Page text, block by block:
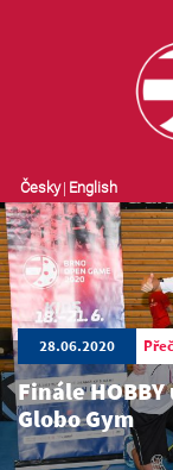
Česky| English
28.06.2020
Finále
Globo Gym